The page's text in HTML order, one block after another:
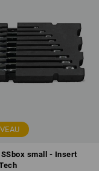
small - Insert